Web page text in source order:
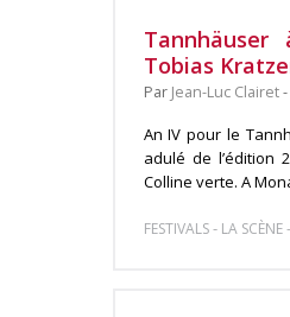
Tobias
Par Jean-Luc Clairet-
An IV pour le
adulé de l’édition
Colline verte. A
FESTIVALS- LA SCÈNE-